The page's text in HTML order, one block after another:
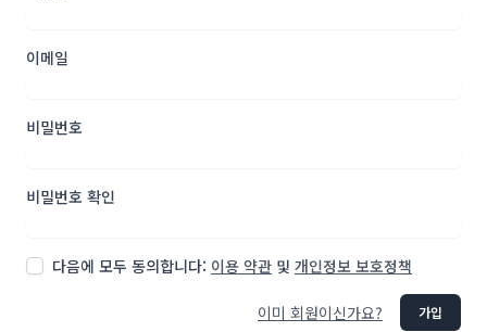
이메일
비밀번호
비밀번호 확인
다음에 모두 동의합니다: 이용 약관 및 개인정보 보호정책
이미 회원이신가요? 가입